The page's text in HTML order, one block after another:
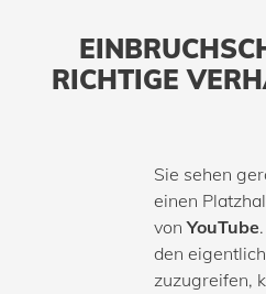
RICHTIGE
Sie sehen
einen
vonYouTube
den
zuzugreifen,